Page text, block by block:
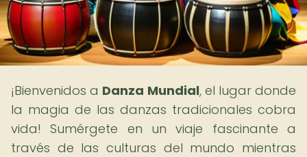
¡Bienvenidos a Danza Mundial, el lugar donde
la magia de las danzas tradicionales cobra
vida! Sumérgete en un viaje fascinante a
través de las culturas del mundo mientras